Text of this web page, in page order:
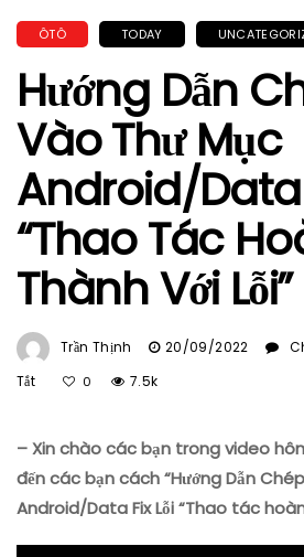
ÔTÔ TODAY
Hướng Dẫn
Vào Thư Mục
Android/Data
“Thao Tác
Thành Với Lỗi”
Trần Thịnh 20/09/2022
Tắt
Chép
File
Vào
Mục
0 7.5k
– Xin chào các bạn trong video
đến các bạn cách “Hướng Dẫn
Android/Data Fix Lỗi “Thao tác